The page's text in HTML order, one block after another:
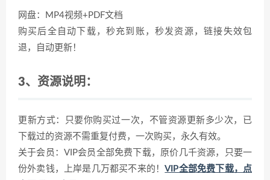
网盘：MP4视频+PDF文档
购买后全自动下载，秒充到账，秒发资源，链接失效包
退，自动更新！
3、资源说明：
更新方式：只要你购买过一次，不管资源更新多少次，已
下载过的资源不需重复付费，一次购买，永久有效。
关于会员：VIP会员全部免费下载，原价几千资源，只要一
份外卖钱，上岸是几万都买不来的！VIP全部免费下载，点